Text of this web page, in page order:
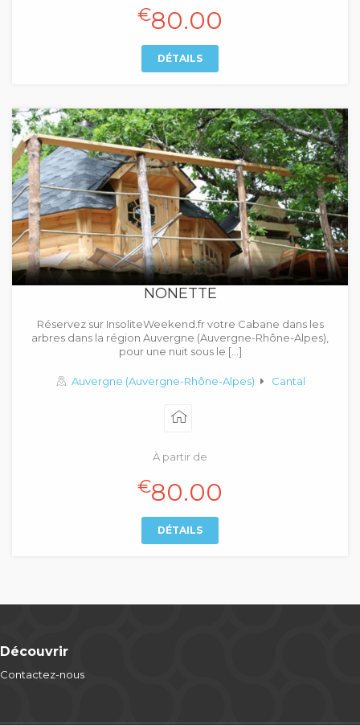
€80.00
DÉTAILS
NONETTE
Réservez sur InsoliteWeekend.fr votre Cabane dans les
arbres dans la région Auvergne (Auvergne-Rhône-Alpes),
pour une nuit sous le […]
Auvergne (Auvergne-Rhône-Alpes) Cantal
À partir de
€80.00
DÉTAILS
Découvrir
Contactez-nous